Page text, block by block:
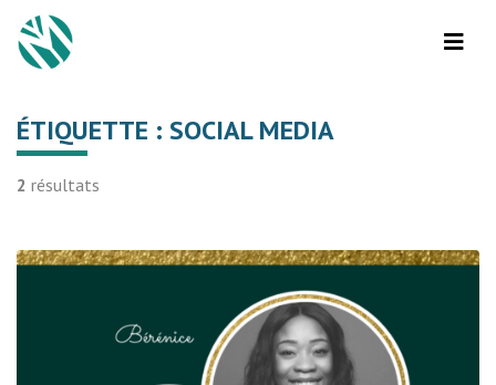
ÉTIQUETTE : SOCIAL MEDIA
2 résultats